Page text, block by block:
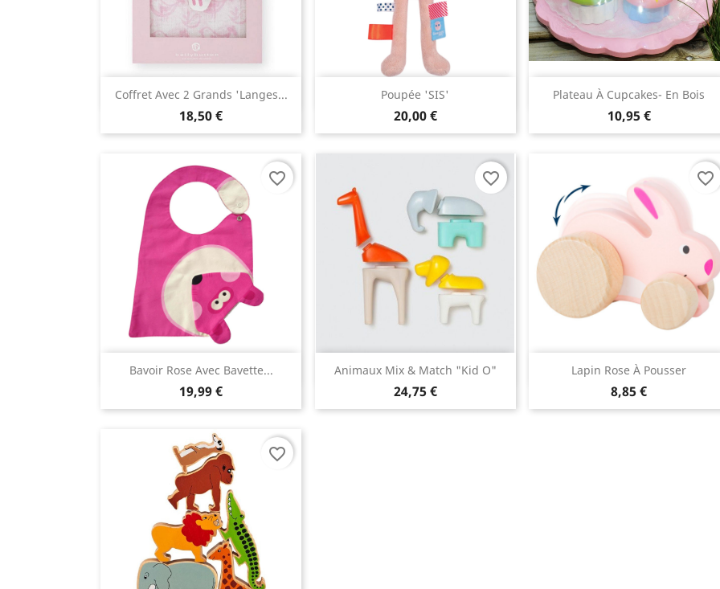
Coffret Avec 2 Grands 'langes...
18,50 €
Aperçu rapide Poupée 'SIS'
20,00 €
Aperçu rapide Plateau À Cupcakes- En Bois
10,95 €
 Aperçu rapide
Bavoir Rose Avec Bavette...
19,99 €
 Aperçu rapide
favorite_border
Animaux Mix & Match "Kid O"
24,75 €
Aperçu rapide
favorite_border
Lapin Rose À Pousser
8,85 €
Aperçu rapide
favorite_border
favorite_border